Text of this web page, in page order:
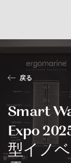
戻る
Smart
Expo
型イノ